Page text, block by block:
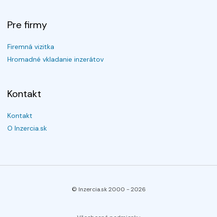
Pre firmy
Firemná vizitka
Hromadné vkladanie inzerátov
Kontakt
Kontakt
O Inzercia.sk
© Inzercia.sk 2000 -2026